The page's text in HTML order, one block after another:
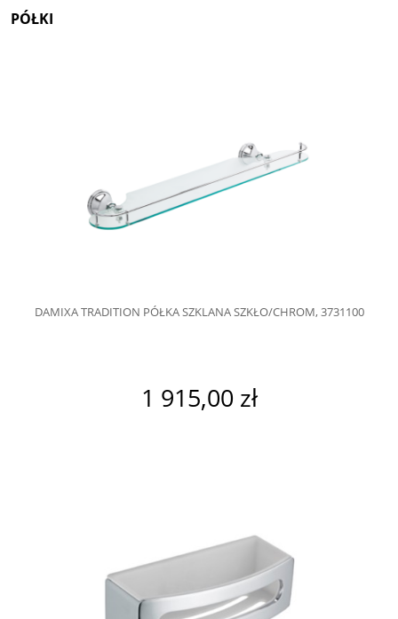
PÓŁKI
DAMIXA TRADITION PÓŁKA SZKLANA SZKŁO/CHROM, 3731100
1 915,00 zł